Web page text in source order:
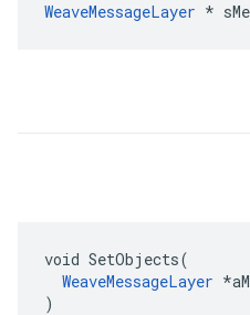
WeaveMessageLayer *
void SetObjects(
WeaveMessageLayer
)